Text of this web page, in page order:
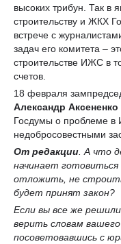
высоких трибун. Так в
строительству и ЖКХ
встрече с
задач его комитета –
строительстве ИЖС в
счетов.
18 февраля
Александр Аксененко
Госдумы о проблеме
недобросовестными
От редакции . А что
начинает
отложить, не
будет принят закон?
Если вы все же
верить словам
посоветовавшись с